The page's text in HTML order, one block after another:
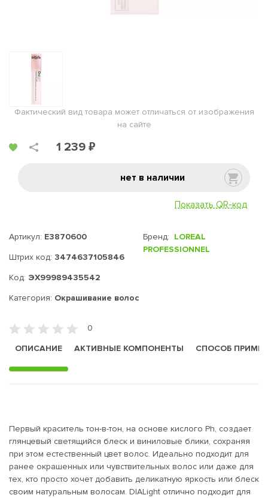
Фактический вид товара может отличаться от изображения
на сайте
1 239 ₽
нет в наличии
Показать QR-код
Артикул: E3870600
Штрих код: 3474637105846
Код: ЭХ99989435542
Бренд: LOREAL
PROFESSIONNEL
Категория: Окрашивание волос
0
ОПИСАНИЕ
АКТИВНЫЕ КОМПОНЕНТЫ СПОСОБ
Первый краситель тон-в-тон, на основе кислого Ph, создает
глянцевый светящийся блеск и виниловые блики, сохраняя
при этом естественный цвет волос. Идеально подходит для
ранее окрашенных или чувствительных волос или даже для
тех, кто просто хочет добавить деликатную яркость или блеск
своим натуральным волосам. DIALight отлично подходит для